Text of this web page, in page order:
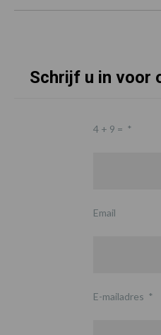
Schrijf u in voor
4 + 9 = *
Email
E-mailadres *